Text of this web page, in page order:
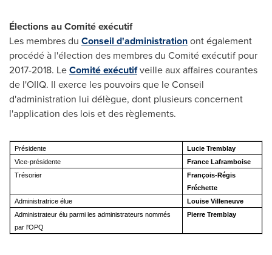
Élections au Comité exécutif
Les membres du Conseil d'administrationont également
procédé à l'élection des membres du Comité exécutif pour
2017-2018. LeComité exécutifveille aux affaires courantes
de l'OIIQ. Il exerce les pouvoirs que le Conseil
d'administration lui délègue, dont plusieurs concernent
l'application des lois et des règlements.
Présidente
Lucie Tremblay
Vice-présidente
France Laframboise
Trésorier
François-Régis
Fréchette
Administratrice élue
Louise Villeneuve
Administrateur élu parmi les administrateurs nommés
par l'OPQ
Pierre Tremblay